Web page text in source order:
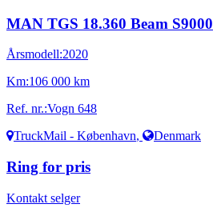
MAN TGS 18.360 Beam S9000
Årsmodell:2020
Km:106 000 km
Ref. nr.:Vogn 648
TruckMail - København, Denmark
Ring for pris
Kontakt selger